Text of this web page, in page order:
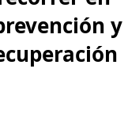
y